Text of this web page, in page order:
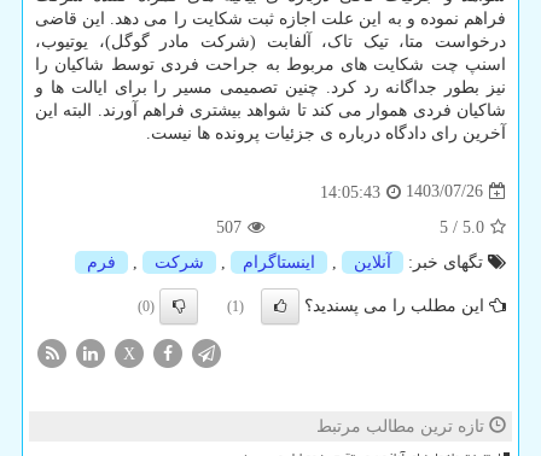
فراهم نموده و به این علت اجازه ثبت شکایت را می دهد. این قاضی
درخواست متا، تیک تاک، آلفابت (شرکت مادر گوگل)، یوتیوب،
اسنپ چت شکایت های مربوط به جراحت فردی توسط شاکیان را
نیز بطور جداگانه رد کرد. چنین تصمیمی مسیر را برای ایالت ها و
شاکیان فردی هموار می کند تا شواهد بیشتری فراهم آورند. البته این
آخرین رای دادگاه درباره ی جزئیات پرونده ها نیست.
1403/07/26
14:05:43
5.0
/
5
507
تگهای خبر:
آنلاین اینستاگرام شركت فرم
این مطلب را می پسندید؟ (1)
(0)
X
تازه ترین مطالب مرتبط